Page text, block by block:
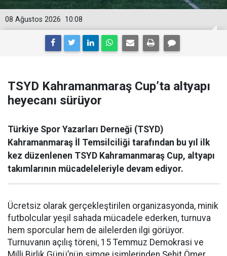
10:08
08 Ağustos 2026
TSYD Kahramanmaraş Cup’ta altyapı
heyecanı sürüyor
Türkiye Spor Yazarları Derneği (TSYD)
Kahramanmaraş İl Temsilciliği tarafından bu yıl ilk
kez düzenlenen TSYD Kahramanmaraş Cup, altyapı
takımlarının mücadeleleriyle devam ediyor.
Ücretsiz olarak gerçekleştirilen organizasyonda, minik
futbolcular yeşil sahada mücadele ederken, turnuva
hem sporcular hem de ailelerden ilgi görüyor.
Turnuvanın açılış töreni, 15 Temmuz Demokrasi ve